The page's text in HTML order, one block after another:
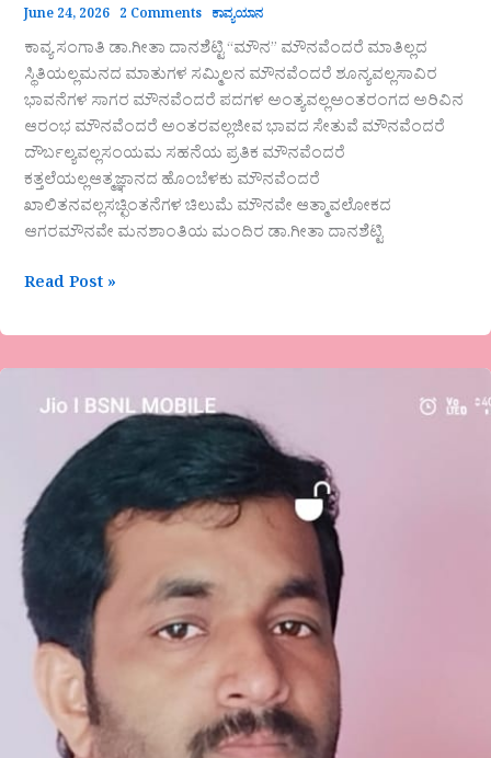
June 24, 2026 2 Comments ಕಾವ್ಯಯಾನ
ಕಾವ್ಯ ಸಂಗಾತಿ ಡಾ.ಗೀತಾ ದಾನಶೆಟ್ಟಿ “ಮೌನ” ಮೌನವೆಂದರೆ ಮಾತಿಲ್ಲದ
ಸ್ಥಿತಿಯಲ್ಲಮನದ ಮಾತುಗಳ ಸಮ್ಮಿಲನ ಮೌನವೆಂದರೆ ಶೂನ್ಯವಲ್ಲಸಾವಿರ
ಭಾವನೆಗಳ ಸಾಗರ ಮೌನವೆಂದರೆ ಪದಗಳ ಅಂತ್ಯವಲ್ಲಅಂತರಂಗದ ಅರಿವಿನ
ಆರಂಭ ಮೌನವೆಂದರೆ ಅಂತರವಲ್ಲಜೀವ ಭಾವದ ಸೇತುವೆ ಮೌನವೆಂದರೆ
ದೌರ್ಬಲ್ಯವಲ್ಲಸಂಯಮ ಸಹನೆಯ ಪ್ರತಿಕ ಮೌನವೆಂದರೆ
ಕತ್ತಲೆಯಲ್ಲಆತ್ಮಜ್ಞಾನದ ಹೊಂಬೆಳಕು ಮೌನವೆಂದರೆ
ಖಾಲಿತನವಲ್ಲಸಚ್ಛಿಂತನೆಗಳ ಚಿಲುಮೆ ಮೌನವೇ ಆತ್ಮಾವಲೋಕದ
ಆಗರಮೌನವೇ ಮನಶಾಂತಿಯ ಮಂದಿರ ಡಾ.ಗೀತಾ ದಾನಶೆಟ್ಟಿ
Read Post »
“ಅಪ್ಪನಿಗೆ
ಅರ್ಪಣೆ”